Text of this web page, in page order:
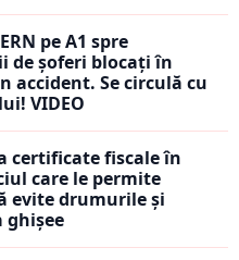
pe A1 spre
de șoferi blocați în
accident. Se circulă cu
VIDEO
certificate fiscale în
care le permite
evite drumurile și
ghișee